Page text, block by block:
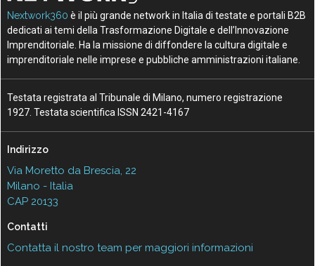
Nextwork360 è il più grande network in Italia di testate e portali B2B
dedicati ai temi della Trasformazione Digitale e dell’Innovazione
Imprenditoriale. Ha la missione di diffondere la cultura digitale e
imprenditoriale nelle imprese e pubbliche amministrazioni italiane.
Testata registrata al Tribunale di Milano, numero registrazione
1927. Testata scientifica ISSN 2421-4167
Indirizzo
Via Moretto da Brescia, 22
Milano - Italia
CAP 20133
Contatti
Contatta il nostro team per maggiori informazioni